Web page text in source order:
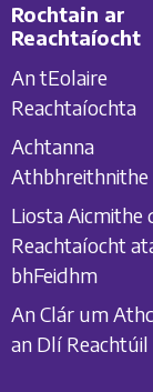
Rochtain ar
Reachtaíocht
An tEolaire
Reachtaíochta
Achtanna
Athbhreithnithe
Liosta Aicmithe
Reachtaíocht
bhFeidhm
An Clár um
an Dlí Reachtúil